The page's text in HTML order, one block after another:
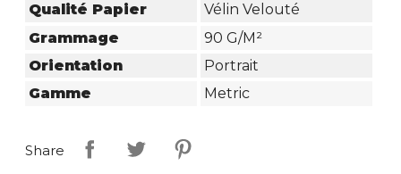
Qualité Papier
Vélin Velouté
Grammage
90 G/m²
Orientation
Portrait
Gamme
Metric
Share